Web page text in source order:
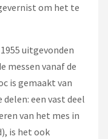
om het te
uitgevonden
messen vanaf de
is gemaakt van
een vast deel
van het mes in
is het ook